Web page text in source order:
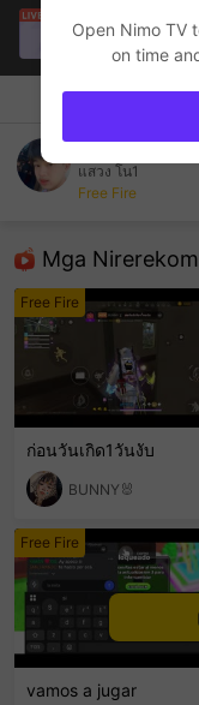
Bao
Free Fire
Chat
แสวง โน1
Free Fire
Mga
Free Fire
ก่อนวันเกิด1วันงับ
BUNNY🐰
Free Fire
vamos a jugar
Open Nimo TV
on time
sentinelEnd